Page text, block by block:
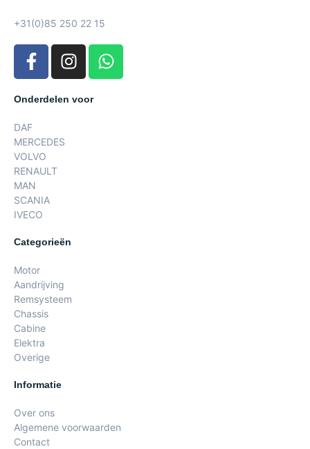
+31(0)85 250 22 15
Onderdelen voor
DAF
MERCEDES
VOLVO
RENAULT
MAN
SCANIA
IVECO
Categorieën
Motor
Aandrijving
Remsysteem
Chassis
Cabine
Elektra
Overige
Informatie
Over ons
Algemene voorwaarden
Contact